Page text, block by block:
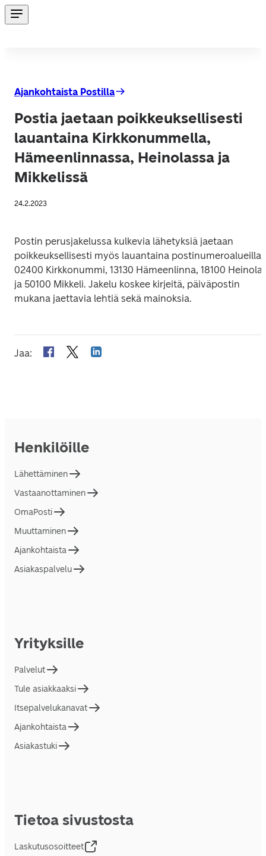
Ajankohtaista Postilla
Postia jaetaan poikkeuksellisesti
lauantaina Kirkkonummella,
Hämeenlinnassa, Heinolassa ja
Mikkelissä
24.2.2023
Postin perusjakelussa kulkevia lähetyksiä jaetaan
poikkeuksellisesti myös lauantaina postinumeroalueilla:
02400 Kirkkonummi, 13130 Hämeenlinna, 18100 Heinola
ja 50100 Mikkeli. Jakelu koskee kirjeitä, päiväpostin
mukana jaettavia lehtiä sekä mainoksia.
Jaa:
Henkilöille
Lähettäminen
Vastaanottaminen
OmaPosti
Muuttaminen
Ajankohtaista
Asiakaspalvelu
Yrityksille
Palvelut
Tule asiakkaaksi
Itsepalvelukanavat
Ajankohtaista
Asiakastuki
Tietoa sivustosta
Laskutusosoitteet